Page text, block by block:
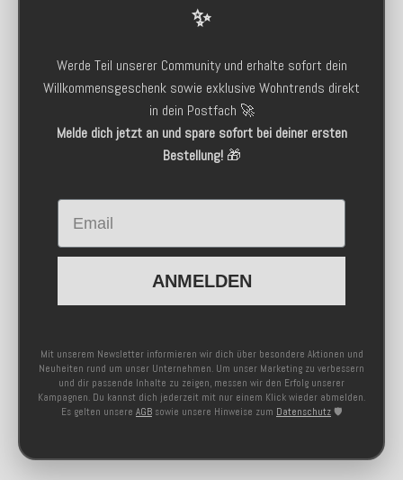
✨
Werde Teil unserer Community und erhalte sofort dein
Willkommensgeschenk sowie exklusive Wohntrends direkt
in dein Postfach 🚀
Melde dich jetzt an und spare sofort bei deiner ersten
Bestellung!🎁
Email
ANMELDEN
Mit unserem Newsletter informieren wir dich über besondere Aktionen und
Neuheiten rund um unser Unternehmen. Um unser Marketing zu verbessern
und dir passende Inhalte zu zeigen, messen wir den Erfolg unserer
Kampagnen. Du kannst dich jederzeit mit nur einem Klick wieder abmelden.
Es gelten unsere AGB sowie unsere Hinweise zum Datenschutz 🛡️